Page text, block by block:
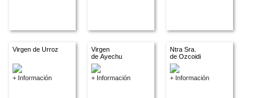
Virgen de Urroz
+ Información
Virgen
de Ayechu
+ Información
Ntra Sra.
de Ozcoidi
+ Información